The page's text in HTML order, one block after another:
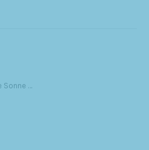
Sonne …